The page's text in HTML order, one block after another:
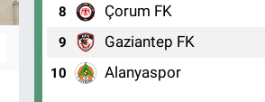
8 Çorum FK
9 Gaziantep FK
10 Alanyaspor